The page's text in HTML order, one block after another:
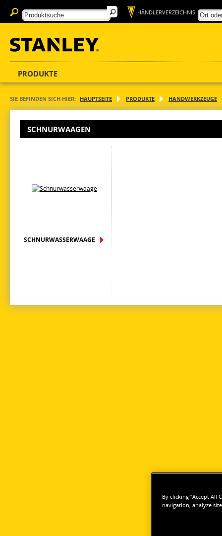
HÄNDLERVERZEICHNIS
PRODUKTE
SIE BEFINDEN SICH HIER: HAUPTSEITE PRODUKTE HANDWERKZEUGE
SCHNURWAAGEN
SCHNURWASSERWAAGE
By clicking “Accept All
navigation, analyze